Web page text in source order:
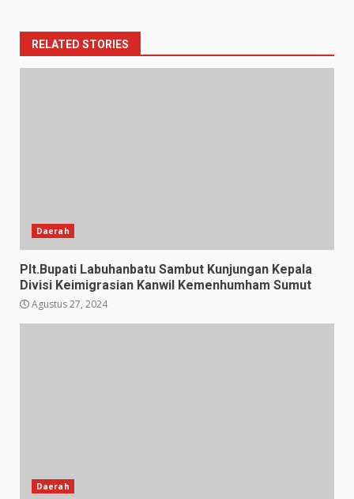
RELATED STORIES
Daerah
Plt.Bupati Labuhanbatu Sambut Kunjungan Kepala
Divisi Keimigrasian Kanwil Kemenhumham Sumut
Agustus 27, 2024
Daerah